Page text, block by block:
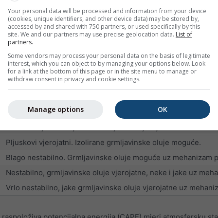
dobri uvjeti za jedrenje uz povremene pljuskove
izvrsni uvjeti za jedrenje, ali raste vjerojatnost pljuskova i
više od 60 posto vjerojatnosti grmljavinskih oluja
mjera nestabilnosti (negativne vrijednosti) ili stabilnosti
uvjete za jedrenje, ali su vjerojatne snažne grmljavinske
Vrlo stabilni uvjeti.
Pljuskovi vjerojatni. Izolirane grmljavinske oluje moguće.
Blago nestabilno. Grmljavinske oluje moguće uz mehanizam
Nestabilno, grmljavinske oluje vjerojatne, neke i jake uz
Vrlo nestabilno, jake grmljavinske oluje vjerojatne uz
Your personal data will be processed and information from your device
(cookies, unique identifiers, and other device data) may be stored by,
accessed by and shared with 750 partners, or used specifically by this
site. We and our partners may use precise geolocation data. List of
partners.
Some vendors may process your personal data on the basis of legitimate
interest, which you can object to by managing your options below. Look
for a link at the bottom of this page or in the site menu to manage or
withdraw consent in privacy and cookie settings.
OK
Manage options